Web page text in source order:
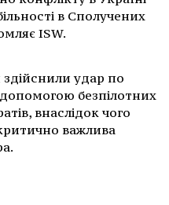
в Сполучених
ISW.
здійснили удар по
безпілотних
внаслідок чого
важлива